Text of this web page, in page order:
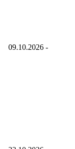
09.10.2026 -